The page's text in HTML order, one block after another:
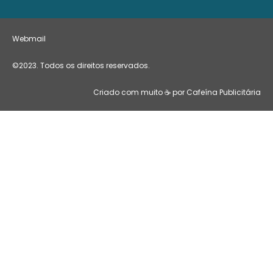
Webmail
©2023. Todos os direitos reservados.
Criado com muito ☕ por Cafeína Publicitária